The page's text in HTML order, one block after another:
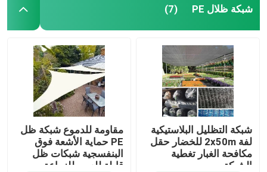
شبكة ظلال PE (7)
شبكة التظليل البلاستيكية
لفة 2x50m للخضار حقل
مكافحة الغبار تغطية
الشبكة
مقاومة للدموع شبكة ظل
PE حماية الأشعة فوق
البنفسجية شبكات ظل
قابلة للعبور للزراعة